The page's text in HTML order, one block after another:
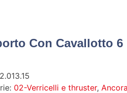
Con Cavallotto 6
02-Verricelli e thruster,